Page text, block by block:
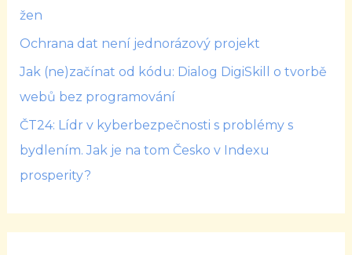
žen
Ochrana dat není jednorázový projekt
Jak (ne)začínat od kódu: Dialog DigiSkill o tvorbě
webů bez programování
ČT24: Lídr v kyberbezpečnosti s problémy s
bydlením. Jak je na tom Česko v Indexu
prosperity?